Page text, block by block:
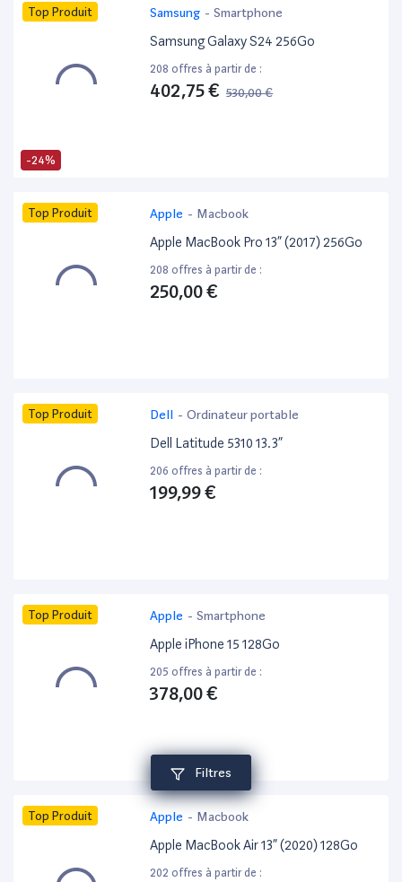
Filtres
-24%
Top Produit Samsung - Smartphone
Samsung Galaxy S24 256Go
208 offres à partir de :
402,75 € 530,00 €
Top Produit Apple - Macbook
Apple MacBook Pro 13” (2017) 256Go
208 offres à partir de :
250,00 €
Top Produit Dell - Ordinateur portable
Dell Latitude 5310 13.3”
206 offres à partir de :
199,99 €
Top Produit Apple - Smartphone
Apple iPhone 15 128Go
205 offres à partir de :
378,00 €
Top Produit Apple - Macbook
Apple MacBook Air 13” (2020) 128Go
202 offres à partir de :